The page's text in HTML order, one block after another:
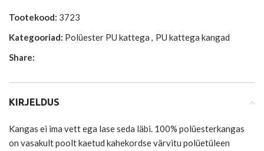
Tootekood: 3723
Kategooriad: Polüester PU kattega , PU kattega kangad
Share:
KIRJELDUS
Kangas ei ima vett ega lase seda läbi. 100% polüesterkangas
on vasakult poolt kaetud kahekordse värvitu polüetüleen